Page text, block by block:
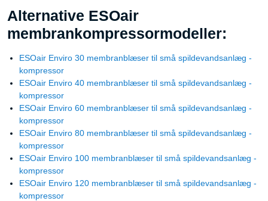
Alternative ESOair
membrankompressormodeller:
ESOair Enviro 30 membranblæser til små spildevandsanlæg -
kompressor
ESOair Enviro 40 membranblæser til små spildevandsanlæg -
kompressor
ESOair Enviro 60 membranblæser til små spildevandsanlæg -
kompressor
ESOair Enviro 80 membranblæser til små spildevandsanlæg -
kompressor
ESOair Enviro 100 membranblæser til små spildevandsanlæg -
kompressor
ESOair Enviro 120 membranblæser til små spildevandsanlæg -
kompressor